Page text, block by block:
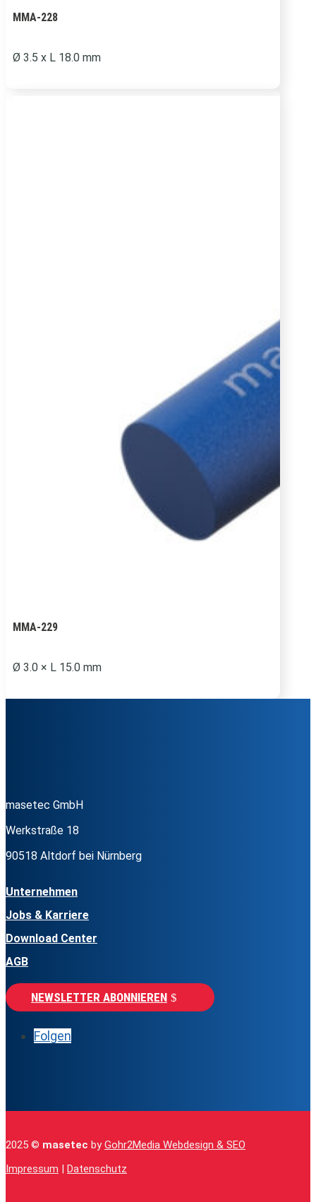
MMA-228
Ø 3.5 x L 18.0 mm
MMA-229
Ø 3.0 × L 15.0 mm
masetec GmbH
Werkstraße 18
90518 Altdorf bei Nürnberg
Unternehmen
Jobs & Karriere
Download Center
AGB
NEWSLETTER ABONNIEREN
Folgen
2025 © masetec byGohr2Media Webdesign & SEO
Impressum | Datenschutz